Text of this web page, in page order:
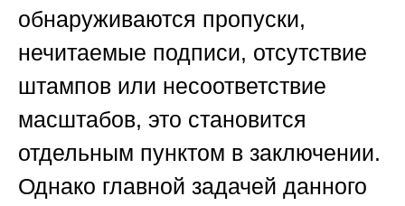
обнаруживаются пропуски,
нечитаемые подписи, отсутствие
штампов или несоответствие
масштабов, это становится
отдельным пунктом в заключении.
Однако главной задачей данного